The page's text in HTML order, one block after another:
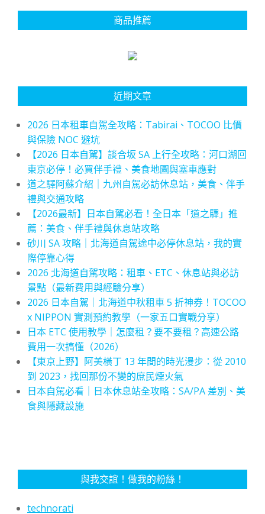
商品推薦
近期文章
2026 日本租車自駕全攻略：Tabirai、TOCOO 比價
與保險 NOC 避坑
【2026 日本自駕】談合坂 SA 上行全攻略：河口湖回
東京必停！必買伴手禮、美食地圖與塞車應對
道之驛阿蘇介紹｜九州自駕必訪休息站，美食、伴手
禮與交通攻略
【2026最新】日本自駕必看！全日本「道之驛」推
薦：美食、伴手禮與休息站攻略
砂川 SA 攻略｜北海道自駕途中必停休息站，我的實
際停靠心得
2026 北海道自駕攻略：租車、ETC、休息站與必訪
景點（最新費用與經驗分享）
2026 日本自駕｜北海道中秋租車 5 折神券！TOCOO
x NIPPON 實測預約教學（一家五口實戰分享）
日本 ETC 使用教學｜怎麼租？要不要租？高速公路
費用一次搞懂（2026）
【東京上野】阿美橫丁 13 年間的時光漫步：從 2010
到 2023，找回那份不變的庶民煙火氣
日本自駕必看｜日本休息站全攻略：SA/PA 差別、美
食與隱藏設施
與我交誼！做我的粉絲！
technorati